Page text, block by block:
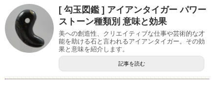
[ 勾玉図鑑 ] アイアンタイガー パワー
ストーン種類別 意味と効果
美への創造性、クリエイティブな仕事や芸術的な才
能を助ける石と言われるアイアンタイガー。その効
果と意味を紹介します。
記事を読む